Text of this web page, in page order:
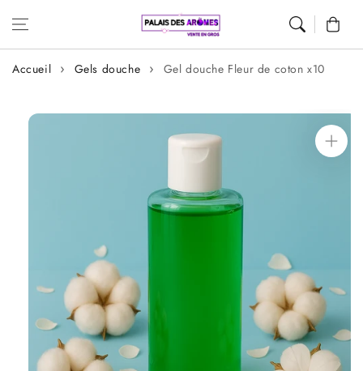
contenu
Panier
Accueil Gels douche Gel douche Fleur de coton x10
informations